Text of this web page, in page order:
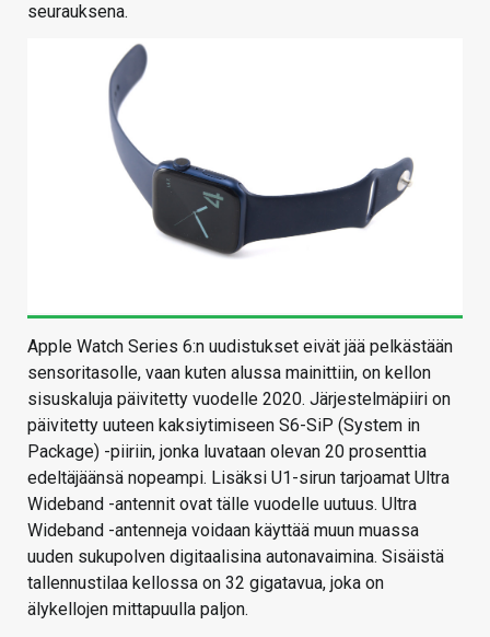
seurauksena.
Apple Watch Series 6:n uudistukset eivät jää pelkästään
sensoritasolle, vaan kuten alussa mainittiin, on kellon
sisuskaluja päivitetty vuodelle 2020. Järjestelmäpiiri on
päivitetty uuteen kaksiytimiseen S6-SiP (System in
Package) -piiriin, jonka luvataan olevan 20 prosenttia
edeltäjäänsä nopeampi. Lisäksi U1-sirun tarjoamat Ultra
Wideband -antennit ovat tälle vuodelle uutuus. Ultra
Wideband -antenneja voidaan käyttää muun muassa
uuden sukupolven digitaalisina autonavaimina. Sisäistä
tallennustilaa kellossa on 32 gigatavua, joka on
älykellojen mittapuulla paljon.